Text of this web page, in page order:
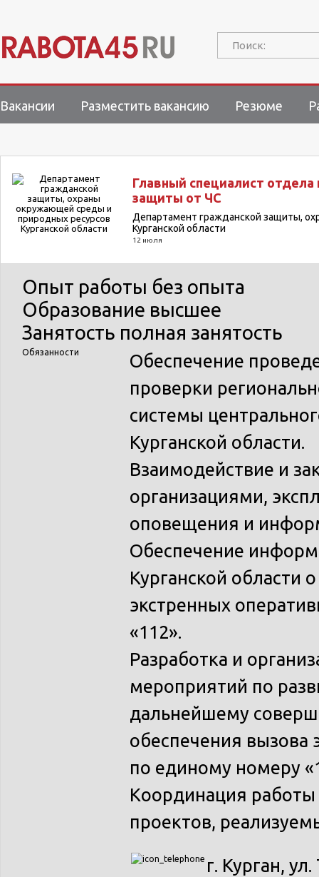
Поиск:
Вакансии Разместить вакансию Резюме
Главный специалист отдела
защиты от ЧС
Департамент гражданской защиты,
Курганской области
12 июля
Опыт работы без опыта
Образование высшее
Занятость полная занятость
Обязанности
Обеспечение
проверки
системы
Курганской области.
Взаимодействие и
организациями,
оповещения и
Обеспечение
Курганской области
экстренных
«112».
Разработка и
мероприятий по
дальнейшему
обеспечения вызова
по единому номеру
Координация
проектов,
г. Курган,